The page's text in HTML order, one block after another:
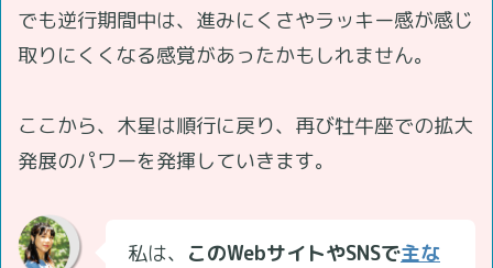
でも逆行期間中は、進みにくさやラッキー感が感じ
取りにくくなる感覚があったかもしれません。
ここから、木星は順行に戻り、再び牡牛座での拡大
発展のパワーを発揮していきます。
私は、 このWebサイトやSNSで主な